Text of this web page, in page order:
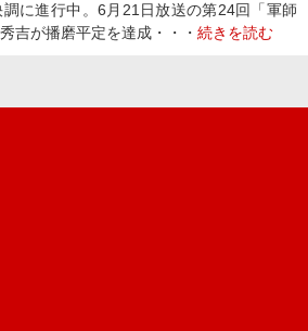
に進行中。6月21日放送の第24回「軍師
吉が播磨平定を達成・・・ 続きを読む